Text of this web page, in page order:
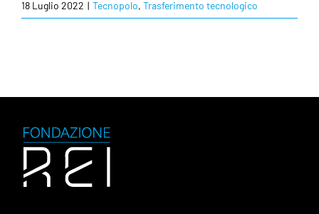
18 Luglio 2022 | Tecnopolo, Trasferimento tecnologico